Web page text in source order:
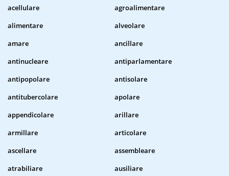
acellulare
agroalimentare
alimentare
alveolare
amare
ancillare
antinucleare
antiparlamentare
antipopolare
antisolare
antitubercolare
apolare
appendicolare
arillare
armillare
articolare
ascellare
assembleare
atrabiliare
ausiliare